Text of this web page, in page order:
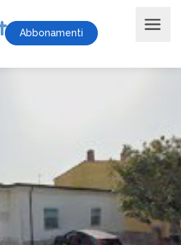
Abbonamenti